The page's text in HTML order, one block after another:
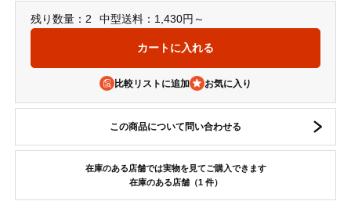
残り数量：2 中型送料：1,430円～
比較リストに追加
この商品について問い合わせる
在庫のある店舗では実物を見てご購入できます
在庫のある店舗（1 件）